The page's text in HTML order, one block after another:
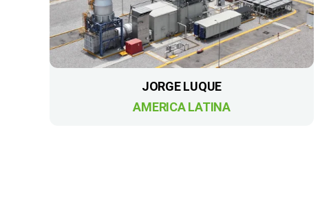
JORGE LUQUE
AMERICA LATINA